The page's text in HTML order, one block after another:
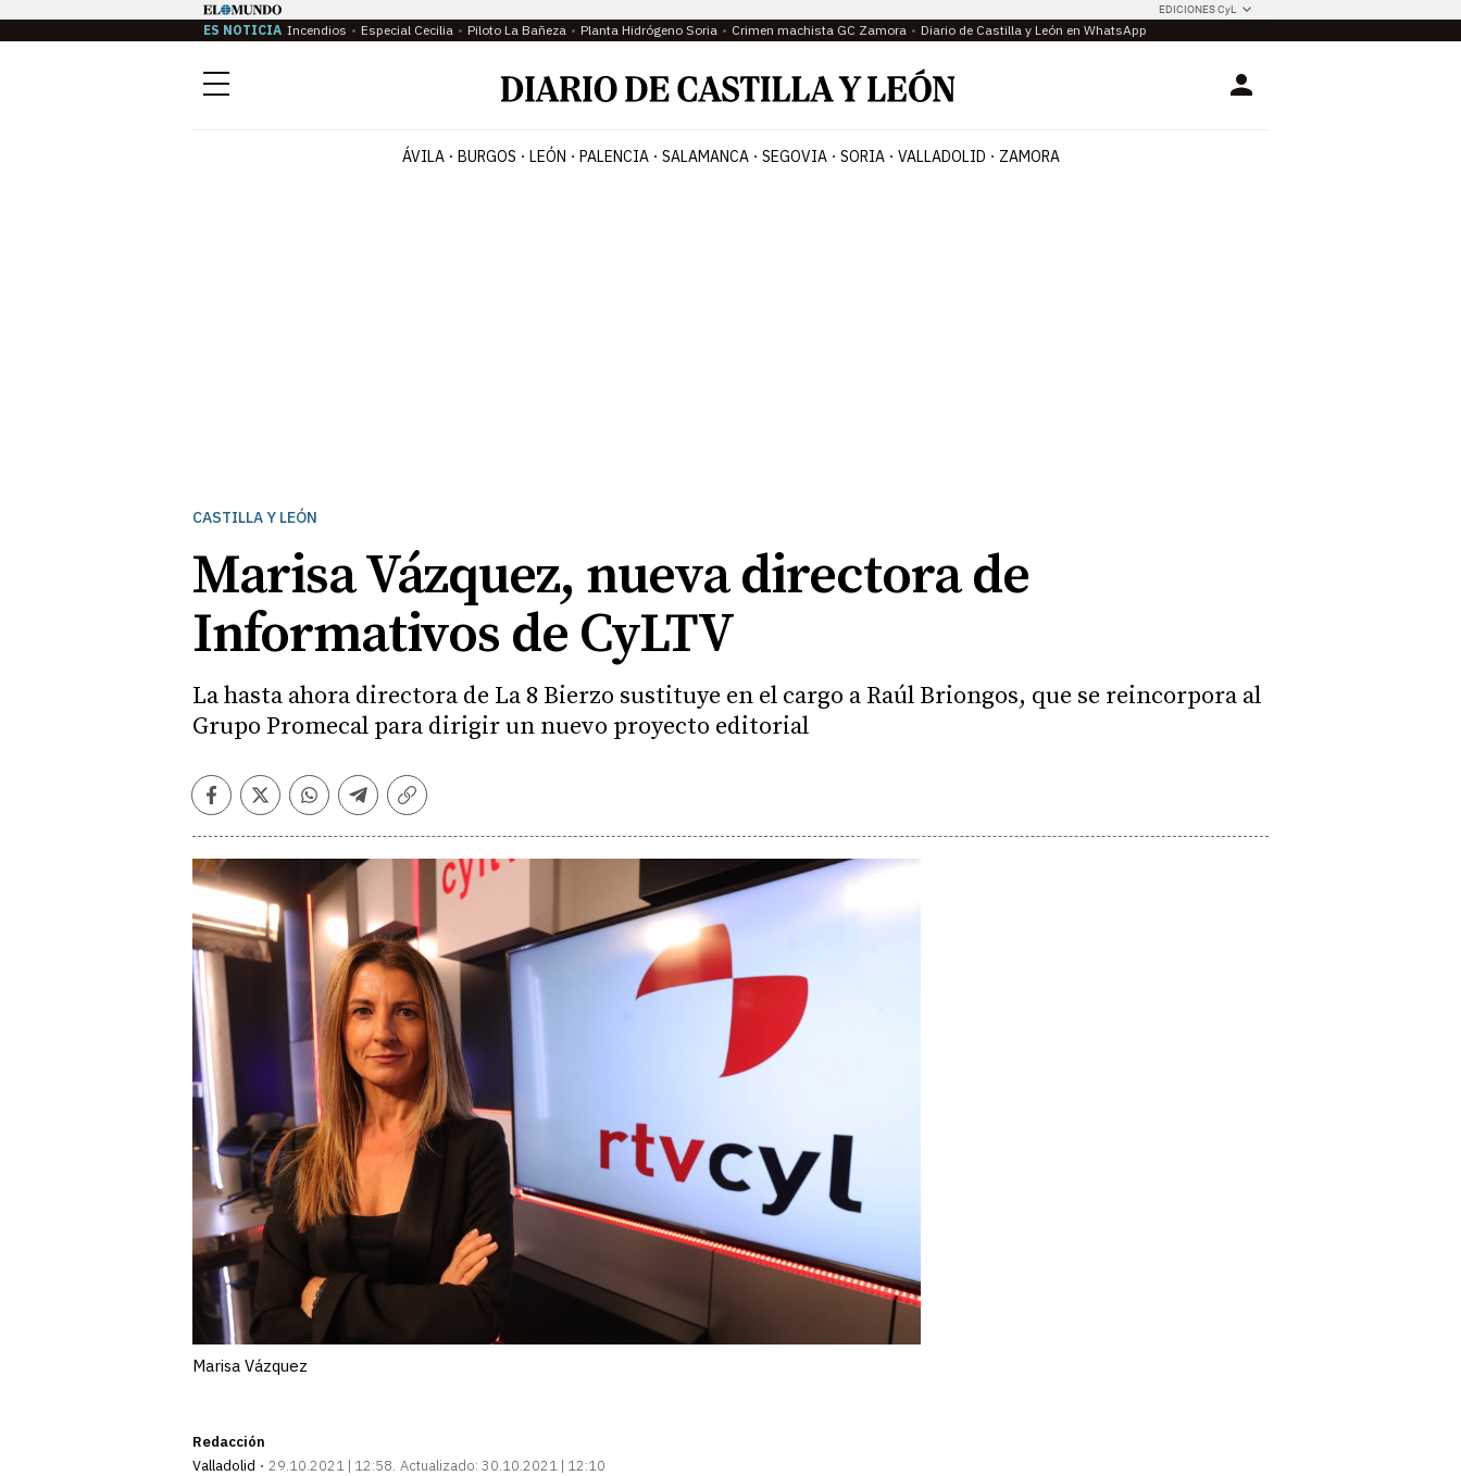
EDICIONES CyL
ES NOTICIA Incendios Especial Cecilia Piloto La Bañeza Planta Hidrógeno Soria Crimen machista GC Zamora Diario de Castilla y León en WhatsApp
Menú Login
ÁVILA BURGOS LEÓN PALENCIA SALAMANCA SEGOVIA SORIA VALLADOLID ZAMORA
CASTILLA Y LEÓN
Marisa Vázquez, nueva directora de
Informativos de CyLTV
La hasta ahora directora de La 8 Bierzo sustituye en el cargo a Raúl Briongos, que se reincorpora al
Grupo Promecal para dirigir un nuevo proyecto editorial
Facebook
TwitterWhatsapp
Telegram
Copiar
Marisa Vázquez
Redacción
Valladolid
29.10.2021 | 12:58 Actualizado: 30.10.2021 | 12:10